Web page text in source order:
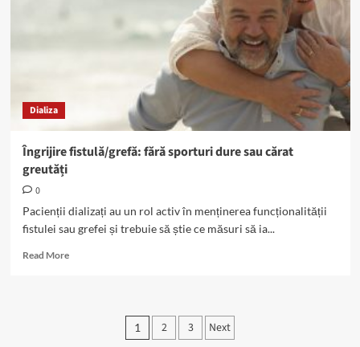
Dializa
Îngrijire fistulă/grefă: fără sporturi dure sau cărat
greutăți
0
Pacienții dializați au un rol activ în menținerea funcționalității
fistulei sau grefei și trebuie să știe ce măsuri să ia...
Read MoreRead
Paginație
1 2 3 Next